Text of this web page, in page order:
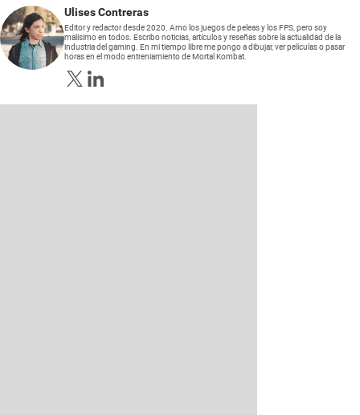
Ulises Contreras
Editor y redactor desde 2020. Amo los juegos de peleas y los FPS, pero soy
malísimo en todos. Escribo noticias, artículos y reseñas sobre la actualidad de la
industria del gaming. En mi tiempo libre me pongo a dibujar, ver películas o pasar
horas en el modo entreniamiento de Mortal Kombat.
Opens in new window
Opens in new window